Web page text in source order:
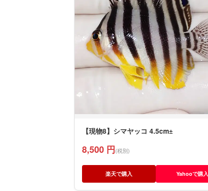
【現物8】シマヤッコ 4.5cm±
8,500 円(税別)
楽天で購入 Yahooで購入